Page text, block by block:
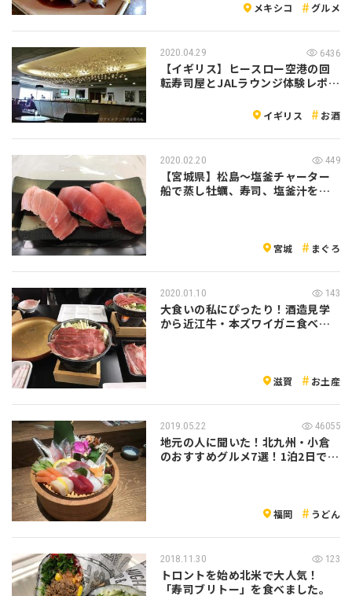
メキシコ グルメ
2020.04.29 6436
【イギリス】ヒースロー空港の回
転寿司屋とJALラウンジ体験レポー
イギリス お酒
2020.02.20 449
【宮城県】松島～塩釜チャーター
船で蒸し牡蠣、寿司、塩釜汁を堪
宮城 まぐろ
2020.01.10 143
大食いの私にぴったり！酒造見学
から近江牛・本ズワイガニ食べ放
滋賀 お土産
2019.05.22 46055
地元の人に聞いた！北九州・小倉
のおすすめグルメ7選！1泊2日で全
福岡 うどん
2018.11.30 123
トロントを始め北米で大人気！
「寿司ブリトー」を食べました。